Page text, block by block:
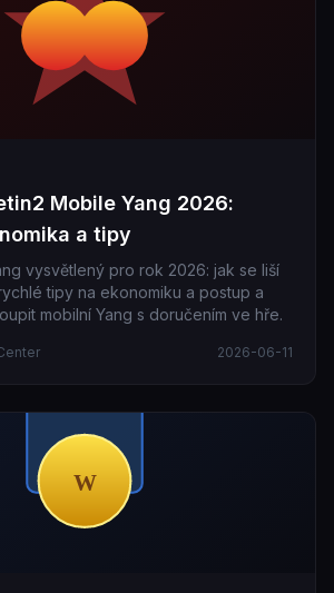
Mobile Yang 2026:
a tipy
vysvětlený pro rok 2026: jak se liší
tipy na ekonomiku a postup a
mobilní Yang s doručením ve hře.
2026-06-11